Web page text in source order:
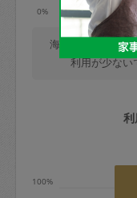
依頼者不
金額の
定期契約
期は月2
ンセル料
0% 火 水
海老名市では、
利用が少ない
利
100%